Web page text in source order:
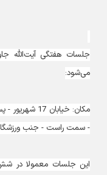
جلسات هفتگی آیت‌الله
می‌شود:
مکان: خیابان 17
- سمت راست - جنب ورزشگاه
این جلسات معمولا در